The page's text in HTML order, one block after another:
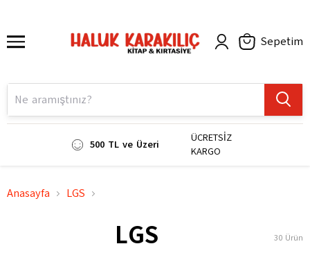
Sepetim
500 TL ve Üzeri
ÜCRETSİZ
KARGO
Anasayfa LGS
LGS 30 Ürün